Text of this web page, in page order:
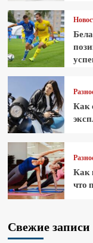
Как
Как
что
Свежие записи